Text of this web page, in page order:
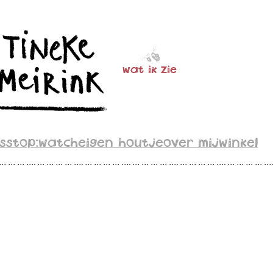
wat ik zie
stop:watcheigen houtjeover mijwinkel
… … …. … … … … …. … … … … …. … … … … …. … … … … …. … … … …